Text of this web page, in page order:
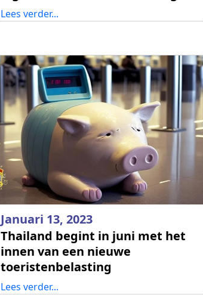
Lees verder...
Januari 13, 2023
Thailand begint in juni met het
innen van een nieuwe
toeristenbelasting
Lees verder...